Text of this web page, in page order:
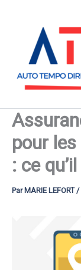
pour les
: ce
Par MARIE LEFORT/